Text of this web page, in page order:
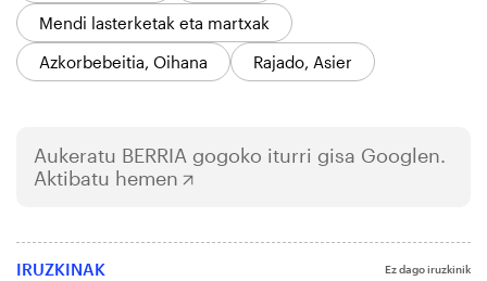
Mendi lasterketak eta martxak
Azkorbebeitia, Oihana
Rajado, Asier
Aukeratu BERRIA gogoko iturri gisa Googlen.
Aktibatu hemen
IRUZKINAK Ez dago iruzkinik